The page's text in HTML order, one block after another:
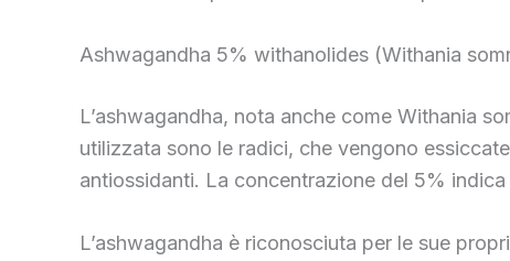
Ashwagandha 5% withanolides (Withania
L’ashwagandha, nota anche come Withania
utilizzata sono le radici, che vengono
antiossidanti. La concentrazione del 5%
L’ashwagandha è riconosciuta per le sue